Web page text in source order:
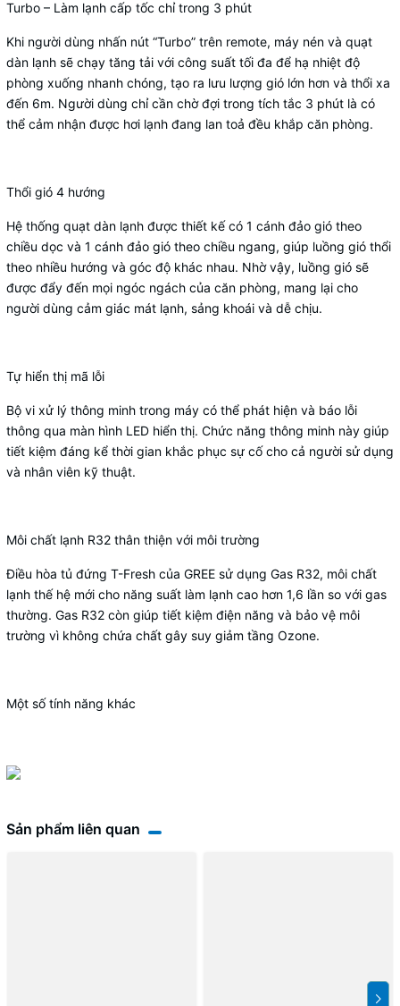
Turbo – Làm lạnh cấp tốc chỉ trong 3 phút
Khi người dùng nhấn nút “Turbo” trên remote, máy nén và quạt
dàn lạnh sẽ chạy tăng tải với công suất tối đa để hạ nhiệt độ
phòng xuống nhanh chóng, tạo ra lưu lượng gió lớn hơn và thổi xa
đến 6m. Người dùng chỉ cần chờ đợi trong tích tắc 3 phút là có
thể cảm nhận được hơi lạnh đang lan toả đều khắp căn phòng.
Thổi gió 4 hướng
Hệ thống quạt dàn lạnh được thiết kế có 1 cánh đảo gió theo
chiều dọc và 1 cánh đảo gió theo chiều ngang, giúp luồng gió thổi
theo nhiều hướng và góc độ khác nhau. Nhờ vậy, luồng gió sẽ
được đẩy đến mọi ngóc ngách của căn phòng, mang lại cho
người dùng cảm giác mát lạnh, sảng khoái và dễ chịu.
Tự hiển thị mã lỗi
Bộ vi xử lý thông minh trong máy có thể phát hiện và báo lỗi
thông qua màn hình LED hiển thị. Chức năng thông minh này giúp
tiết kiệm đáng kể thời gian khắc phục sự cố cho cả người sử dụng
và nhân viên kỹ thuật.
Môi chất lạnh R32 thân thiện với môi trường
Điều hòa tủ đứng T-Fresh của GREE sử dụng Gas R32, môi chất
lạnh thế hệ mới cho năng suất làm lạnh cao hơn 1,6 lần so với gas
thường. Gas R32 còn giúp tiết kiệm điện năng và bảo vệ môi
trường vì không chứa chất gây suy giảm tầng Ozone.
Một số tính năng khác
Sản phẩm liên quan